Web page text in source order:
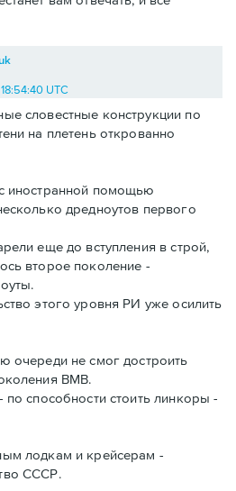
UTC
словестные конструкции по
на плетень открованно
иностранной помощью
дредноутов первого
еще до вступления в строй,
второе поколение -
этого уровня РИ уже осилить
очереди не смог достроить
ВМВ.
способности стоить линкоры -
лодкам и крейсерам -
СССР.